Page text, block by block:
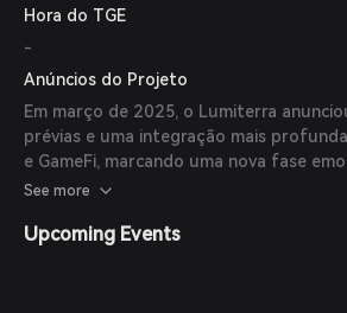
Hora do TGE
-
Anúncios do Projeto
Em março de 2025, o Lumiterra
prévias e uma integração mais
e GameFi, marcando uma nova fase
jogo. (lumiterra.itch.io
See more
Upcoming Events